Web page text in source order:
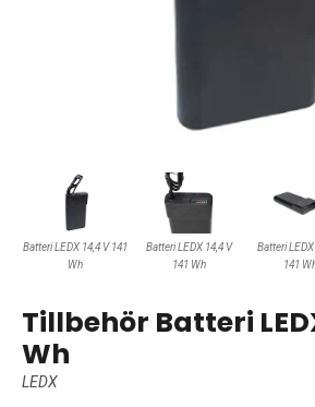
Batteri LEDX 14,4 V 141
Wh
Batteri LEDX 14,4 V
141 Wh
Batteri LEDX
141
Tillbehör Batteri
Wh
LEDX